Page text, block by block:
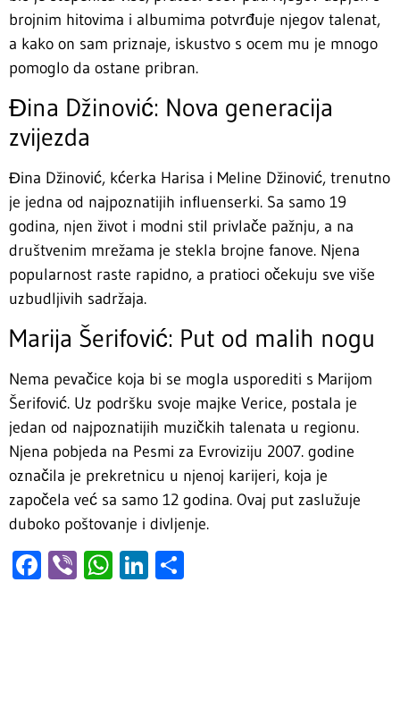
brojnim hitovima i albumima potvrđuje njegov talenat,
a kako on sam priznaje, iskustvo s ocem mu je mnogo
pomoglo da ostane pribran.
Đina Džinović: Nova generacija
zvijezda
Đina Džinović, kćerka Harisa i Meline Džinović, trenutno
je jedna od najpoznatijih influenserki. Sa samo 19
godina, njen život i modni stil privlače pažnju, a na
društvenim mrežama je stekla brojne fanove. Njena
popularnost raste rapidno, a pratioci očekuju sve više
uzbudljivih sadržaja.
Marija Šerifović: Put od malih nogu
Nema pevačice koja bi se mogla usporediti s Marijom
Šerifović. Uz podršku svoje majke Verice, postala je
jedan od najpoznatijih muzičkih talenata u regionu.
Njena pobjeda na Pesmi za Evroviziju 2007. godine
označila je prekretnicu u njenoj karijeri, koja je
započela već sa samo 12 godina. Ovaj put zaslužuje
duboko poštovanje i divljenje.
Facebook
ViberWhatsApp
LinkedIn